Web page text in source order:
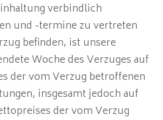
verbindlich
und -termine zu vertreten
befinden, ist unsere
Woche des Verzuges auf
der vom Verzug betroffenen
insgesamt jedoch auf
der vom Verzug